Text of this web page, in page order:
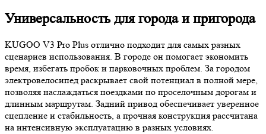
Универсальность для города и пригорода
KUGOO V3 Pro Plus отлично подходит для самых разных
сценариев использования. В городе он помогает экономить
время, избегать пробок и парковочных проблем. За городом
электровелосипед раскрывает свой потенциал в полной мере,
позволяя наслаждаться поездками по проселочным дорогам и
длинным маршрутам. Задний привод обеспечивает уверенное
сцепление и стабильность, а прочная конструкция рассчитана
на интенсивную эксплуатацию в разных условиях.